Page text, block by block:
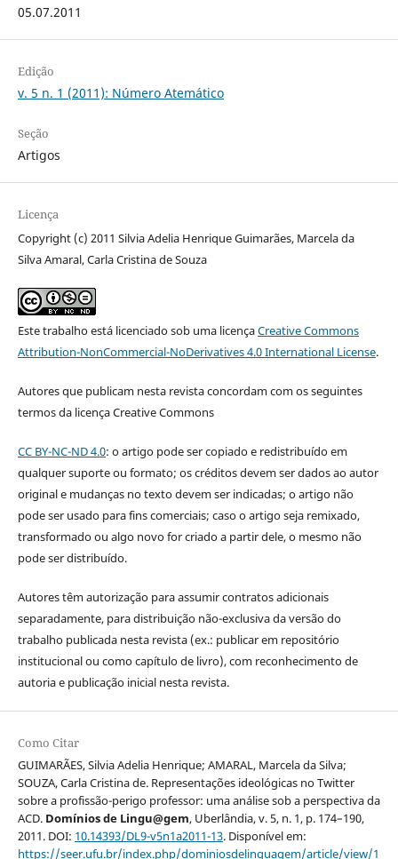
05.07.2011
Edição
v. 5 n. 1 (2011): Número Atemático
Seção
Artigos
Licença
Copyright (c) 2011 Silvia Adelia Henrique Guimarães, Marcela da
Silva Amaral, Carla Cristina de Souza
Este trabalho está licenciado sob uma licençaCreative Commons
Attribution-NonCommercial-NoDerivatives 4.0 International License.
Autores que publicam nesta revista concordam com os seguintes
termos da licença Creative Commons
CC BY-NC-ND 4.0: o artigo pode ser copiado e redistribuído em
qualquer suporte ou formato; os créditos devem ser dados ao autor
original e mudanças no texto devem ser indicadas; o artigo não
pode ser usado para fins comerciais; caso o artigo seja remixado,
transformado ou algo novo for criado a partir dele, o mesmo não
pode ser distribuído.
Autores têm autorização para assumir contratos adicionais
separadamente, para distribuição não-exclusiva da versão do
trabalho publicada nesta revista (ex.: publicar em repositório
institucional ou como capítulo de livro), com reconhecimento de
autoria e publicação inicial nesta revista.
Como Citar
GUIMARÃES, Silvia Adelia Henrique; AMARAL, Marcela da Silva;
SOUZA, Carla Cristina de. Representações ideológicas no Twitter
sobre a profissão-perigo professor: uma análise sob a perspectiva da
ACD. Domínios de Lingu@gem, Uberlândia, v. 5, n. 1, p. 174–190,
2011. DOI: 10.14393/DL9-v5n1a2011-13. Disponível em:
https://seer.ufu.br/index.php/dominiosdelinguagem/article/view/1